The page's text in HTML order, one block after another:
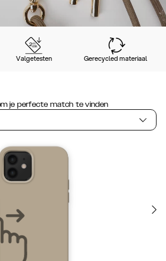
Valgetesten Gerecycled materiaal
je perfecte match te vinden